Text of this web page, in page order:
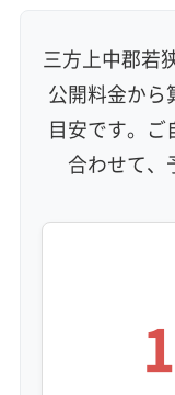
エコ洗剤使用
ア
地域密着型
フ
利便性・サービ
定額料金 複数台
三方上中郡若
公開料金から
目安です。ご
合わせて、